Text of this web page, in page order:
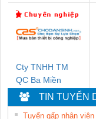
Cty TNHH TM
QC Ba Miền
TIN TUYỂN
Tuyển gấp nhân